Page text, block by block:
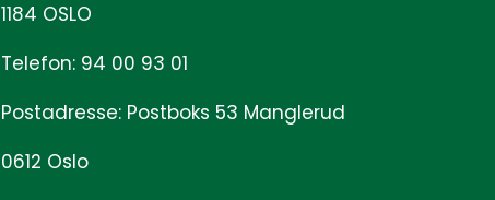
1184 OSLO
Telefon: 94 00 93 01
Postadresse: Postboks 53 Manglerud
0612 Oslo